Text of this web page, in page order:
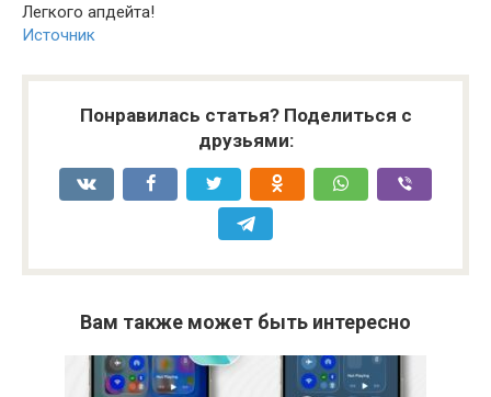
Легкого апдейта!
Источник
Понравилась статья? Поделиться с
друзьями:
Вам также может быть интересно